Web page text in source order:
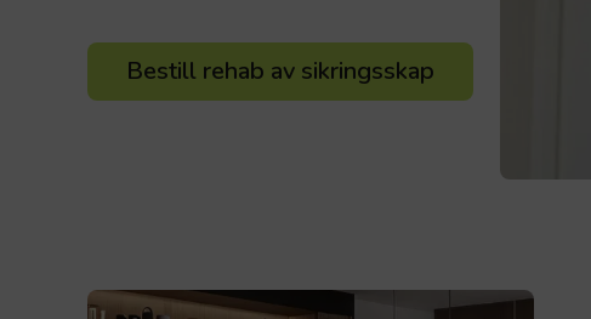
Bestill rehab av sikringsskap